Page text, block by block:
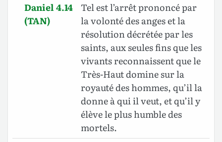
Daniel 4.14
(TAN)
Tel est l’arrêt prononcé par
la volonté des anges et la
résolution décrétée par les
saints, aux seules fins que les
vivants reconnaissent que le
Très-Haut domine sur la
royauté des hommes, qu’il la
donne à qui il veut, et qu’il y
élève le plus humble des
mortels.